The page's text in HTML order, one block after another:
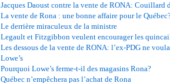
Jacques Daoust contre la vente de RONA: Couillard
La vente de Rona : une bonne affaire pour le
Le derrière miraculeux de la ministre
Legault et Fitzgibbon veulent encourager les
Les dessous de la vente de RONA: l’ex-PDG ne
Lowe’s
Pourquoi Lowe’s ferme-t-il des magasins Rona?
Québec n’empêchera pas l’achat de Rona